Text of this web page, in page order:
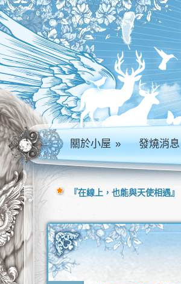
關於小屋» 發燒消息
『在線上，也能與天使相遇』